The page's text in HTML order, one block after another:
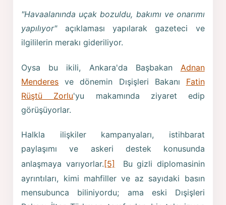
"Havaalanında uçak bozuldu, bakımı ve onarımı
yapılıyor" açıklaması yapılarak gazeteci ve
ilgililerin merakı gideriliyor.
Oysa bu ikili, Ankara'da Başbakan Adnan
Menderes ve dönemin Dışişleri Bakanı Fatin
Rüştü Zorlu'yu makamında ziyaret edip
görüşüyorlar.
Halkla ilişkiler kampanyaları, istihbarat
paylaşımı ve askeri destek konusunda
anlaşmaya varıyorlar. [5]
Bu gizli diplomasinin
ayrıntıları, kimi mahfiller ve az sayıdaki basın
mensubunca biliniyordu; ama eski Dışişleri